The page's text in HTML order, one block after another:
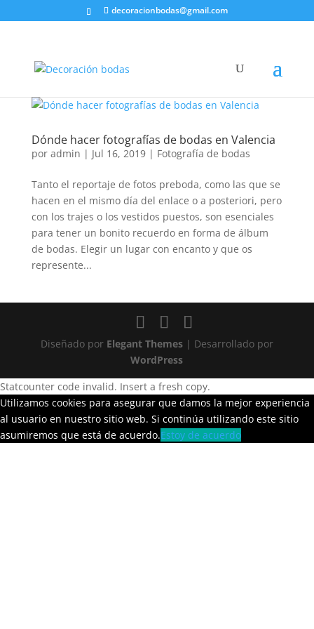
decoracionbodas@gmail.com
Dónde hacer fotografías de bodas en Valencia
por admin | Jul 16, 2019| Fotografía de bodas
Tanto el reportaje de fotos preboda, como las que se
hacen en el mismo día del enlace o a posteriori, pero
con los trajes o los vestidos puestos, son esenciales
para tener un bonito recuerdo en forma de álbum
de bodas. Elegir un lugar con encanto y que os
represente...
Diseñado por Elegant Themes| Desarrollado por
WordPress
Statcounter code invalid. Insert a fresh copy.
Utilizamos cookies para asegurar que damos la mejor experiencia
al usuario en nuestro sitio web. Si continúa utilizando este sitio
asumiremos que está de acuerdo.Estoy de acuerdo